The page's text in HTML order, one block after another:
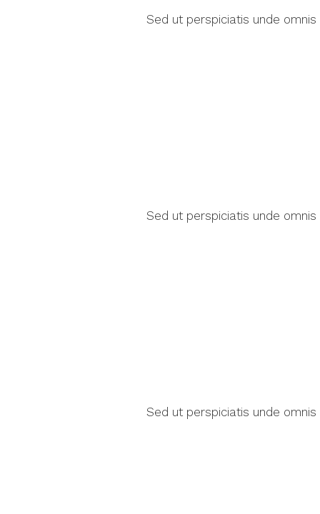
Sed ut perspiciatis unde
Sed ut perspiciatis unde
Sed ut perspiciatis unde